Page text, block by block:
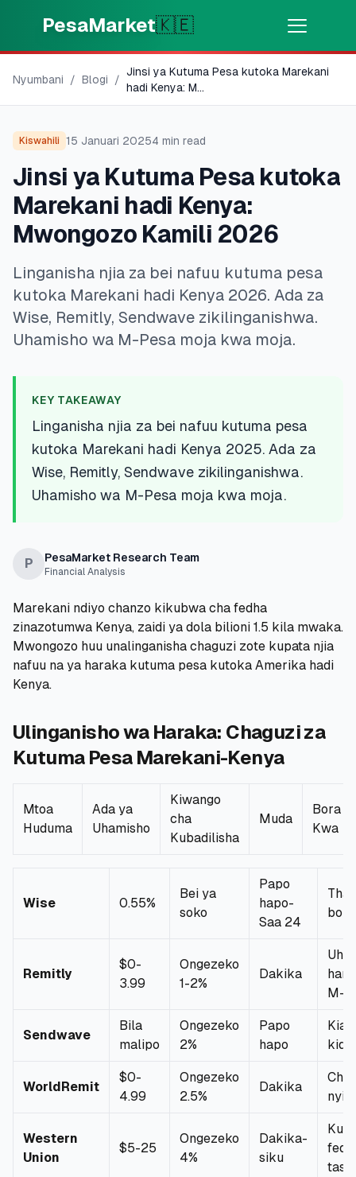
PesaMarket🇰🇪
⚡Pesa Sasa
Pata pesa kwa dakika
🌍 CHAGUA NCHI
🇰🇪Kenya
💳BIDHAA
🎯Pata Mkopo
💳Kadi za Mkopo
🏢Mikopo ya Biashara
🏦Akaunti za Akiba
🛠️ZANA NA RASILIMALI
🔐Hazina ya Mikopo
🌍Tuma Pesa
🧮Vikokotoo
ℹ️ Kuhusu Sisi
Nyumbani / Blogi /
Jinsi ya Kutuma Pesa kutoka Marekani
hadi Kenya: M...
Kiswahili 15 Januari 20254 min read
Jinsi ya Kutuma Pesa kutoka
Marekani hadi Kenya:
Mwongozo Kamili 2026
Linganisha njia za bei nafuu kutuma pesa
kutoka Marekani hadi Kenya 2026. Ada za
Wise, Remitly, Sendwave zikilinganishwa.
Uhamisho wa M-Pesa moja kwa moja.
KEY TAKEAWAY
Linganisha njia za bei nafuu kutuma pesa
kutoka Marekani hadi Kenya 2025. Ada za
Wise, Remitly, Sendwave zikilinganishwa.
Uhamisho wa M-Pesa moja kwa moja.
P PesaMarket Research Team
Financial Analysis
Marekani ndiyo chanzo kikubwa cha fedha
zinazotumwa Kenya, zaidi ya dola bilioni 1.5 kila mwaka.
Mwongozo huu unalinganisha chaguzi zote kupata njia
nafuu na ya haraka kutuma pesa kutoka Amerika hadi
Kenya.
Ulinganisho wa Haraka: Chaguzi za
Kutuma Pesa Marekani-Kenya
Mtoa
Huduma
Ada ya
Uhamisho
Kiwango
cha
Kubadilisha
Muda
Bora
Kwa
Wise 0.55%
Bei ya
soko
Papo
hapo-
Saa 24
Remitly
$0-
3.99
Ongezeko
1-2%
Dakika
M-
Sendwave
Bila
malipo
Ongezeko
2%
Papo
hapo
Kiasi
WorldRemit
$0-
4.99
Ongezeko
2.5%
Dakika
Western
Union
$5-25
Ongezeko
4%
Dakika-
siku